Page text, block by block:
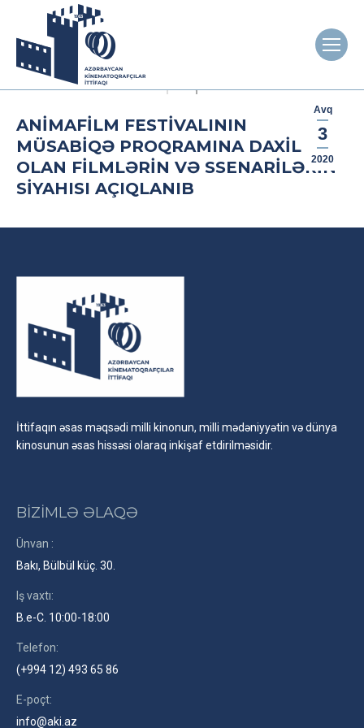
Avq
3
2020
ANİMAFİLM FESTIVALININ
MÜSABIQƏ PROQRAMINA DAXIL
OLAN FILMLƏRIN VƏ SSENARILƏRIN
SIYAHISI AÇIQLANIB
İttifaqın əsas məqsədi milli kinonun, milli mədəniyyətin və dünya
kinosunun əsas hissəsi olaraq inkişaf etdirilməsidir.
BİZİMLƏ ƏLAQƏ
Ünvan :
Bakı, Bülbül küç. 30.
Iş vaxtı:
B.e-C. 10:00-18:00
Telefon:
(+994 12) 493 65 86
E-poçt:
info@aki.az